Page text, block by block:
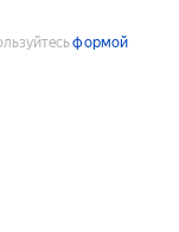
формой